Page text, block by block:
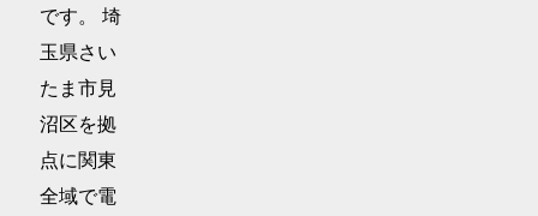
です。 埼
玉県さい
たま市見
沼区を拠
点に関東
全域で電